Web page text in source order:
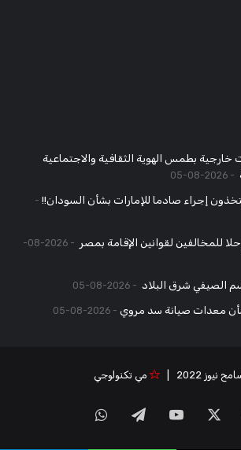
خارجية بطمس الهوية الثقافية والاجتماعية
2026-08-05
إجراء صادما للإمارات بشأن السودان!!
للمخالفين لقوانين الإقامة بمصر
2026-08-
الصيفي شرق البلاد 2026-08-05
معدات صيانة سد مروي 2026-08-05
نيوز 2022 | مي تكنولوجي
‫YouTubeتيلقرامواتساب